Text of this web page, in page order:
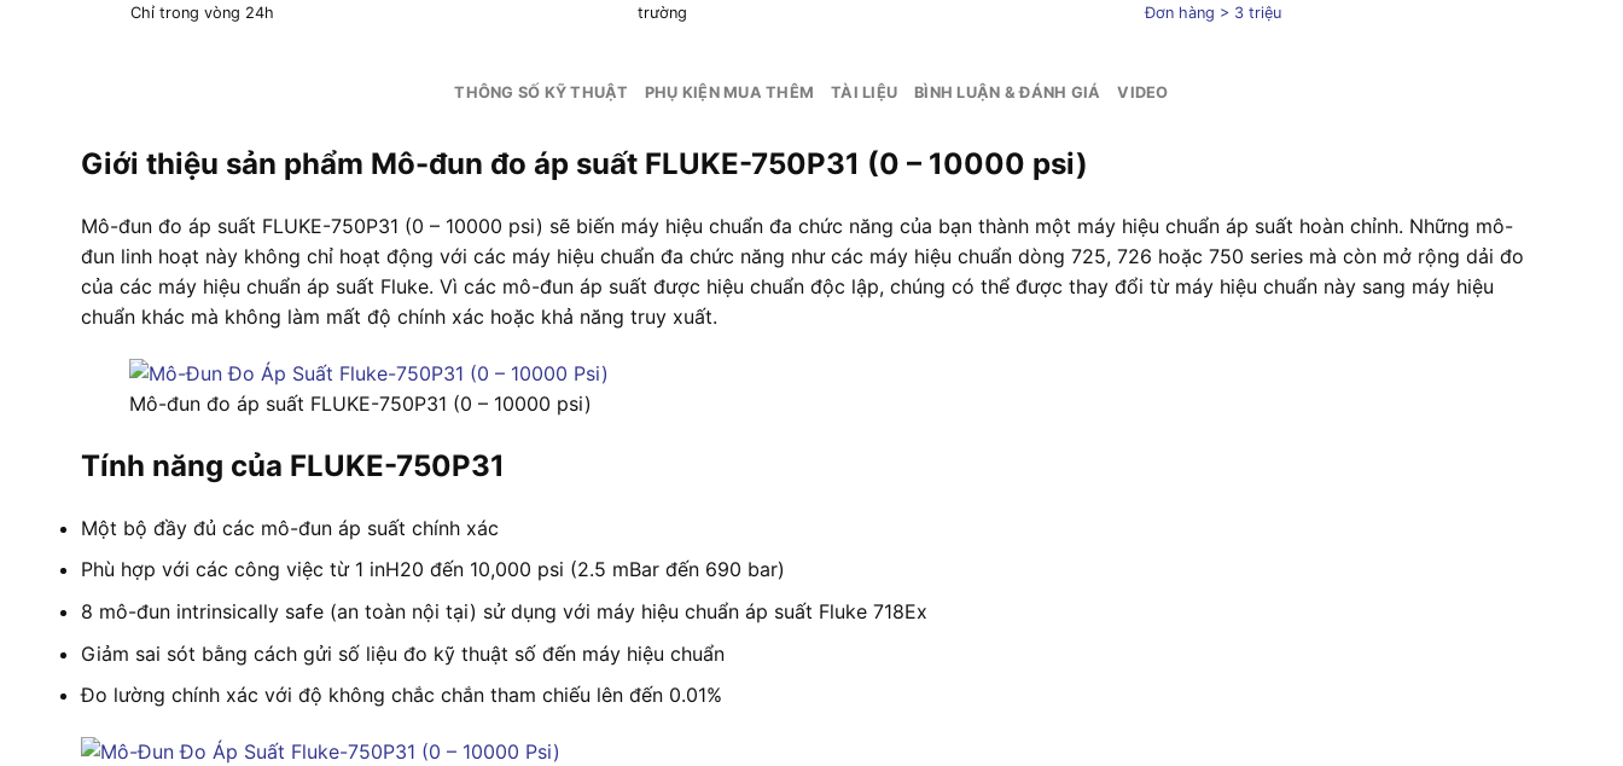
Chỉ trong vòng 24h
trường
Đơn hàng > 3 triệu
THÔNG SỐ KỸ THUẬT PHỤ KIỆN MUA THÊM TÀI LIỆU BÌNH LUẬN & ĐÁNH GIÁ VIDEO
Giới thiệu sản phẩm Mô-đun đo áp suất FLUKE-750P31 (0 – 10000 psi)
Mô-đun đo áp suất FLUKE-750P31 (0 – 10000 psi) sẽ biến máy hiệu chuẩn đa chức năng của bạn thành một máy hiệu chuẩn áp suất hoàn chỉnh. Những mô-
đun linh hoạt này không chỉ hoạt động với các máy hiệu chuẩn đa chức năng như các máy hiệu chuẩn dòng 725, 726 hoặc 750 series mà còn mở rộng dải đo
của các máy hiệu chuẩn áp suất Fluke. Vì các mô-đun áp suất được hiệu chuẩn độc lập, chúng có thể được thay đổi từ máy hiệu chuẩn này sang máy hiệu
chuẩn khác mà không làm mất độ chính xác hoặc khả năng truy xuất.
Mô-đun đo áp suất FLUKE-750P31 (0 – 10000 psi)
Tính năng của FLUKE-750P31
Một bộ đầy đủ các mô-đun áp suất chính xác
Phù hợp với các công việc từ 1 inH20 đến 10,000 psi (2.5 mBar đến 690 bar)
8 mô-đun intrinsically safe (an toàn nội tại) sử dụng với máy hiệu chuẩn áp suất Fluke 718Ex
Giảm sai sót bằng cách gửi số liệu đo kỹ thuật số đến máy hiệu chuẩn
Đo lường chính xác với độ không chắc chắn tham chiếu lên đến 0.01%